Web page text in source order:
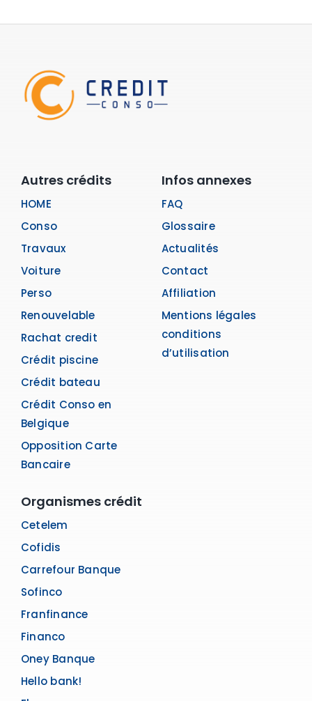
Autres crédits
HOME
Conso
Travaux
Voiture
Perso
Renouvelable
Rachat credit
Crédit piscine
Crédit bateau
Crédit Conso en
Belgique
Opposition Carte
Bancaire
Infos annexes
FAQ
Glossaire
Actualités
Contact
Affiliation
Mentions légales
conditions
d’utilisation
Organismes crédit
Cetelem
Cofidis
Carrefour Banque
Sofinco
Franfinance
Financo
Oney Banque
Hello bank!